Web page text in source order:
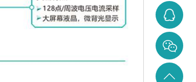
0371-
3284642207
返回